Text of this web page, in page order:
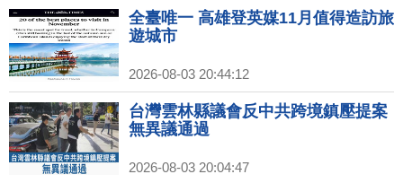
全臺唯一 高雄登英媒11月值得造訪旅
遊城市
2026-08-03 20:44:12
台灣雲林縣議會反中共跨境鎮壓提案
無異議通過
2026-08-03 20:04:47